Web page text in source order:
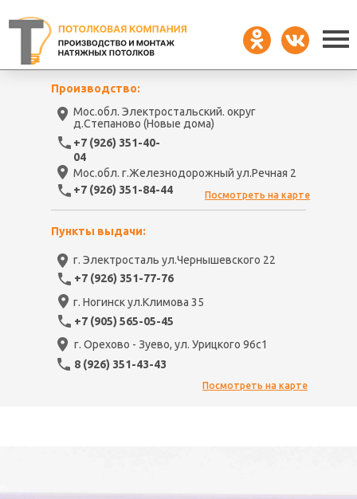
г. Ногинск ул.Климова 35
+7 (905) 565-05-45
г. Орехово - Зуево, ул. Урицкого 96с1
8 (926) 351-43-43
Мос.обл. Электростальский. округ
д.Степаново (Новые дома)
г. Электросталь ул.Чернышевского 22
Мос.обл. г.Железнодорожный ул.Речная 2
Производство:
Пункты выдачи:
+7 (926) 351-40-
04
+7 (926) 351-84-44
+7 (926) 351-77-76
Посмотреть на карте
Посмотреть на карте